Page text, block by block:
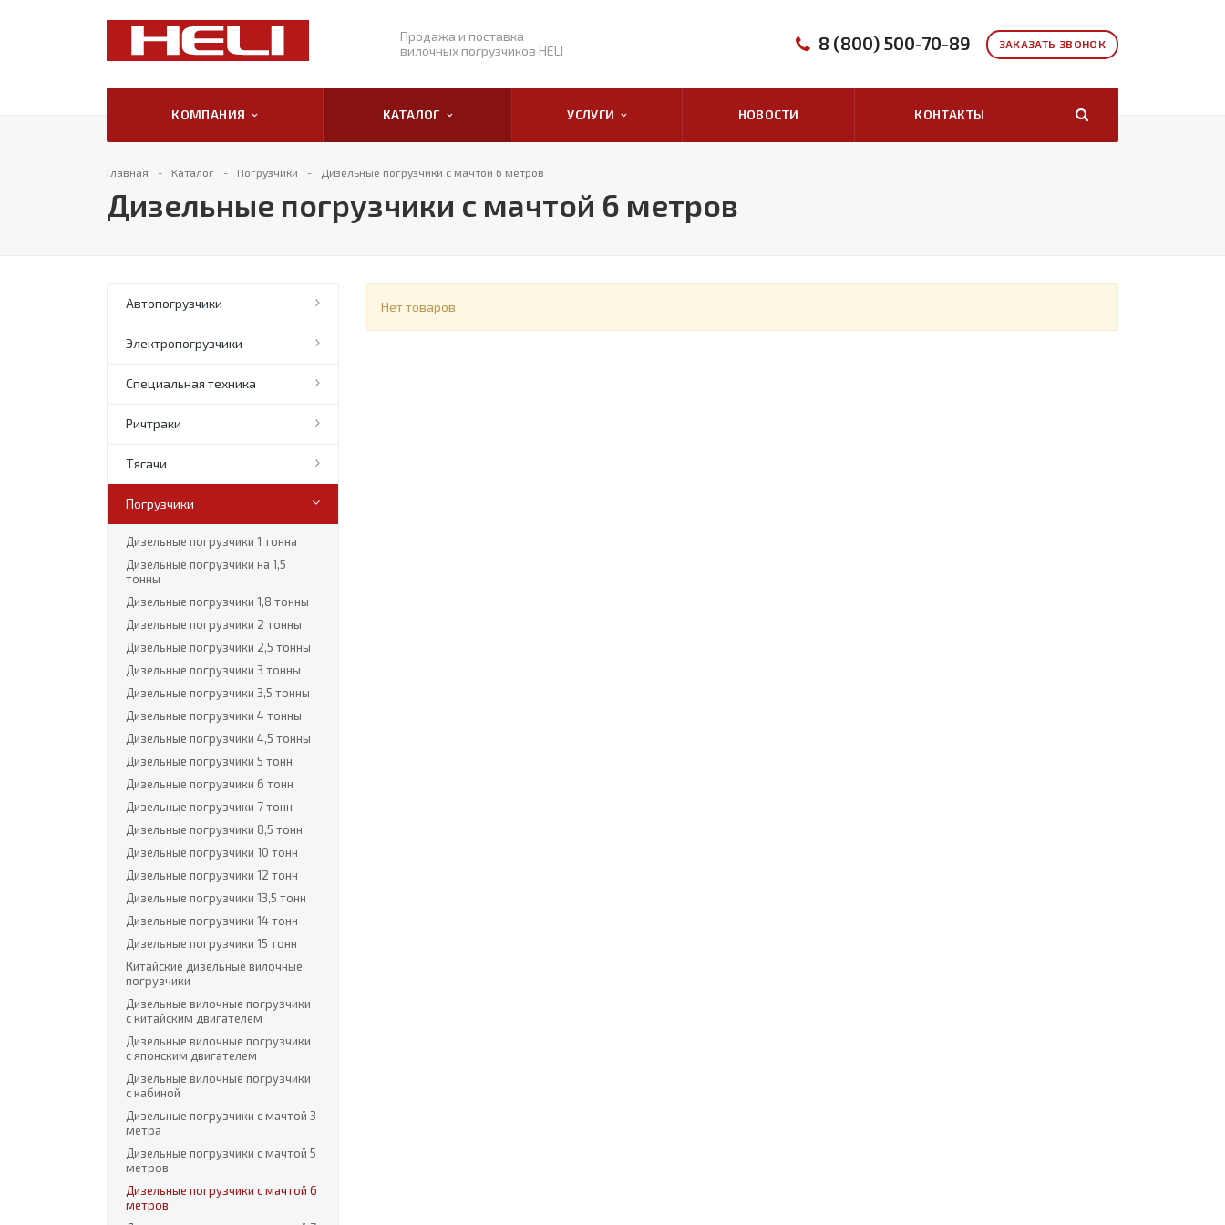
Продажа и поставка
вилочных погрузчиков HELI
ЗАКАЗАТЬ ЗВОНОК
8 (800) 500-70-89
КОМПАНИЯ КАТАЛОГ УСЛУГИ НОВОСТИ КОНТАКТЫ
Главная Каталог Погрузчики Дизельные погрузчики с мачтой 6 метров
Дизельные погрузчики с мачтой 6 метров
Автопогрузчики
Электропогрузчики
Специальная техника
Ричтраки
Тягачи
Погрузчики
Дизельные погрузчики 1 тонна
Дизельные погрузчики на 1,5
тонны
Дизельные погрузчики 1,8 тонны
Дизельные погрузчики 2 тонны
Дизельные погрузчики 2,5 тонны
Дизельные погрузчики 3 тонны
Дизельные погрузчики 3,5 тонны
Дизельные погрузчики 4 тонны
Дизельные погрузчики 4,5 тонны
Дизельные погрузчики 5 тонн
Дизельные погрузчики 6 тонн
Дизельные погрузчики 7 тонн
Дизельные погрузчики 8,5 тонн
Дизельные погрузчики 10 тонн
Дизельные погрузчики 12 тонн
Дизельные погрузчики 13,5 тонн
Дизельные погрузчики 14 тонн
Дизельные погрузчики 15 тонн
Китайские дизельные вилочные
погрузчики
Дизельные вилочные погрузчики
с китайским двигателем
Дизельные вилочные погрузчики
с японским двигателем
Дизельные вилочные погрузчики
с кабиной
Дизельные погрузчики с мачтой 3
метра
Дизельные погрузчики с мачтой 5
метров
Дизельные погрузчики с мачтой 6
метров
Нет товаров